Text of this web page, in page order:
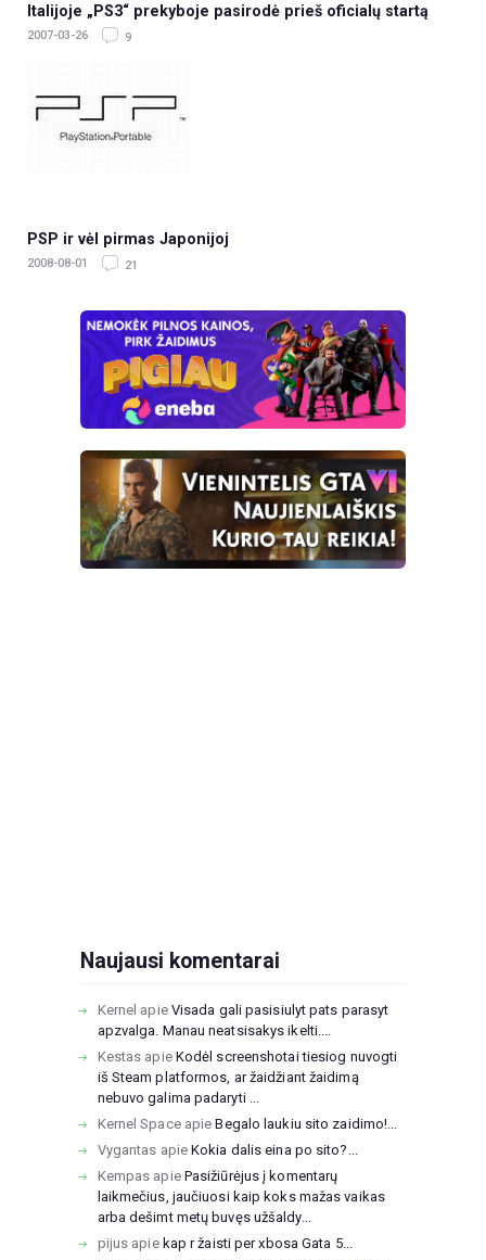
Italijoje „PS3“ prekyboje pasirodė prieš oficialų startą
2007-03-26 9
PSP ir vėl pirmas Japonijoj
2008-08-01 21
Naujausi komentarai
Kernel apie Visada gali pasisiulyt pats parasyt
apzvalga. Manau neatsisakys ikelti....
Kestas apie Kodėl screenshotai tiesiog nuvogti
iš Steam platformos, ar žaidžiant žaidimą
nebuvo galima padaryti ...
Kernel SpaceapieBegalo laukiu sito zaidimo!...
Vygantas apieKokia dalis eina po sito?...
Kempas apie Pasižiūrėjus į komentarų
laikmečius, jaučiuosi kaip koks mažas vaikas
arba dešimt metų buvęs užšaldy...
pijus apie kap r žaisti per xbosa Gata 5...